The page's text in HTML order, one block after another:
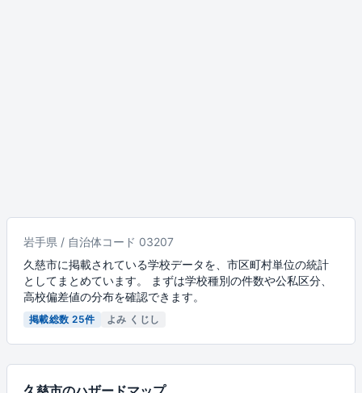
岩手県 / 自治体コード 03207
久慈市に掲載されている学校データを、市区町村単位の統計
としてまとめています。 まずは学校種別の件数や公私区分、
高校偏差値の分布を確認できます。
掲載総数 25件 よみ くじし